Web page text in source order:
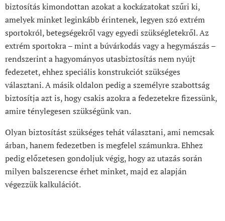
biztosítás kimondottan azokat a kockázatokat szűri ki,
amelyek minket leginkább érintenek, legyen szó extrém
sportokról, betegségekről vagy egyedi szükségletekről. Az
extrém sportokra – mint a búvárkodás vagy a hegymászás –
rendszerint a hagyományos utasbiztosítás nem nyújt
fedezetet, ehhez speciális konstrukciót szükséges
választani. A másik oldalon pedig a személyre szabottság
biztosítja azt is, hogy csakis azokra a fedezetekre fizessünk,
amire ténylegesen szükségünk van.
Olyan biztosítást szükséges tehát választani, ami nemcsak
árban, hanem fedezetben is megfelel számunkra. Ehhez
pedig előzetesen gondoljuk végig, hogy az utazás során
milyen balszerencse érhet minket, majd ez alapján
végezzük kalkulációt.